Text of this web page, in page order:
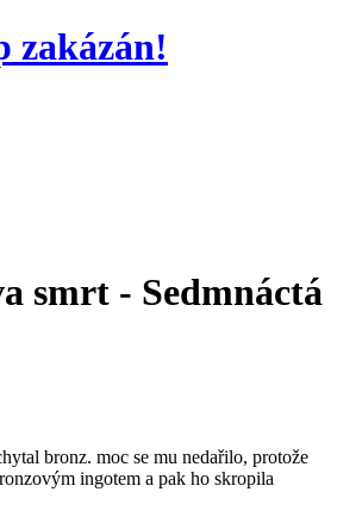
zakázán!
smrt - Sedmnáctá
bronz. moc se mu nedařilo, protože
ingotem a pak ho skropila